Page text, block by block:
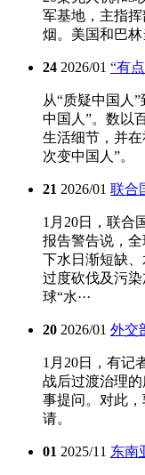
军基地，主指
烟。美国和巴林
24 2026/01 “有
从“质疑中国人
中国人”。数以
生活细节，并
次变中国人”。‌‌
21 2026/01 联合
1月20日，联合
报告警告说，
下水日渐短缺
过度砍伐及污
球“水···
20 2026/01 外交
1月20日，有记
战后过渡治理
事提问。对此
请。‌‌
01 2025/11 东南